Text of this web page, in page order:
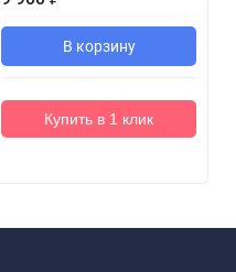
В корзину
Купить в 1 клик